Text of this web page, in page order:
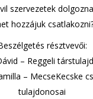
szervezetek
hozzájuk
résztvevői:
– Reggeli
– MecseKecske
tulajdonosai